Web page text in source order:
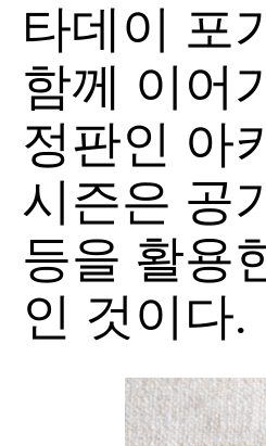
타데이 포
함께 이어
정판인 아
시즌은 공
등을 활용
인 것이다.